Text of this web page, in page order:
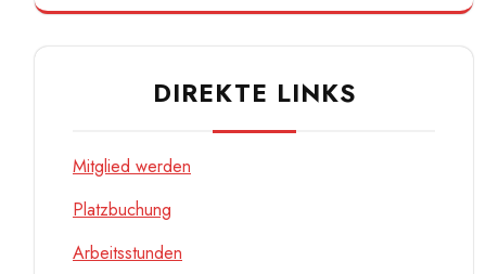
DIREKTE LINKS
Mitglied werden
Platzbuchung
Arbeitsstunden